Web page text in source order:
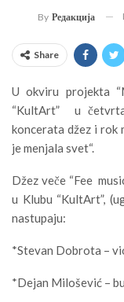
By Редакција
Share
U okviru projekta
“KultArt” u
koncerata džez i rok
je menjala svet“.
Džez veče “Fee
u Klubu “KultArt”,
nastupaju:
*Stevan Dobrota –
*Dejan Milošević –